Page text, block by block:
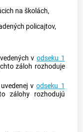
na školách,
policajtov,
vodseku 1
záloh rozhoduje
vodseku 1
zálohy rozhodujú